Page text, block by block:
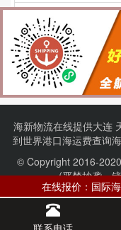
莫特里尔
派桑杜
伊加尔卡
igarka
海新物流在线提供大连
到世界港口海运费查询
© Copyright 2016-
(严禁抄袭、
项目合作：【QQ
波兰港口 伊朗港口
在线报价：国际